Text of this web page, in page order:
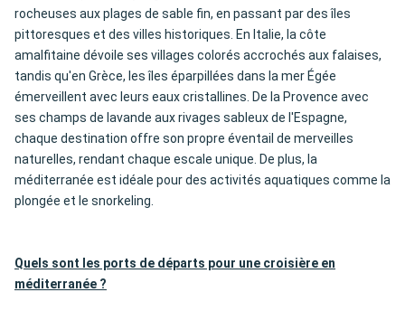
rocheuses aux plages de sable fin, en passant par des îles
pittoresques et des villes historiques. En Italie, la côte
amalfitaine dévoile ses villages colorés accrochés aux falaises,
tandis qu'en Grèce, les îles éparpillées dans la mer Égée
émerveillent avec leurs eaux cristallines. De la Provence avec
ses champs de lavande aux rivages sableux de l'Espagne,
chaque destination offre son propre éventail de merveilles
naturelles, rendant chaque escale unique. De plus, la
méditerranée est idéale pour des activités aquatiques comme la
plongée et le snorkeling.
Quels sont les ports de départs pour une croisière en
méditerranée ?